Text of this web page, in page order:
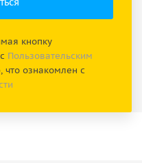
кнопку
Пользовательским
что ознакомлен с